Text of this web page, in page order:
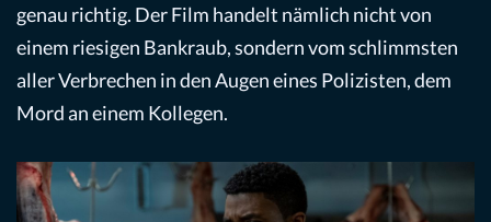
genau richtig. Der Film handelt nämlich nicht von
einem riesigen Bankraub, sondern vom schlimmsten
aller Verbrechen in den Augen eines Polizisten, dem
Mord an einem Kollegen.